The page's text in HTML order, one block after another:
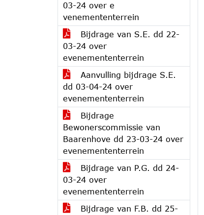
03-24 over e
venemententerrein
Bijdrage van S.E. dd 22-
03-24 over
evenemententerrein
Aanvulling bijdrage S.E.
dd 03-04-24 over
evenemententerrein
Bijdrage
Bewonerscommissie van
Baarenhove dd 23-03-24 over
evenemententerrein
Bijdrage van P.G. dd 24-
03-24 over
evenemententerrein
Bijdrage van F.B. dd 25-